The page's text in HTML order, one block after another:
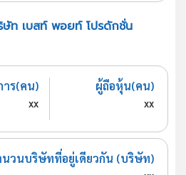
ษัท เบสท์ พอยท์ โปรดักชั่น
าร(คน)
xx
ผู้ถือหุ้น(คน)
xx
นวนบริษัทที่อยู่เดียวกัน (บริษัท)